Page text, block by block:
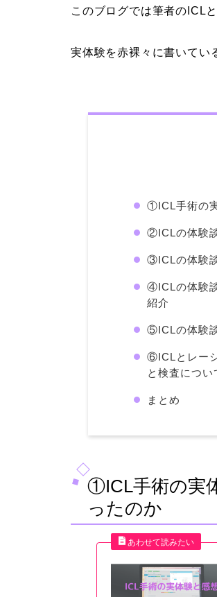
このブログでは筆者のICL
実体験を赤裸々に書いてい
①ICL手術の
②ICLの体験
③ICLの体験
④ICLの体験
紹介
⑤ICLの体験
⑥ICLとレー
と検査につい
まとめ
①ICL手術の実
ったのか